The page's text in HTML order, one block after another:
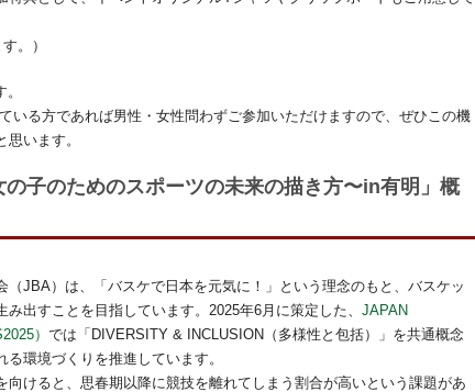
。）
いる方であれば男性・女性問わずご参加いただけますので、ぜひこの機
います。
の子のためのスポーツの未来の描き方〜in有明」概
JBA）は、「バスケで日本を元気に！」という理念のもと、バスケッ
出すことを目指しています。2025年6月に策定した、 JAPAN
） では「DIVERSITY & INCLUSION（多様性と包括）」を共通概念
環境づくりを推進しています。
けると、思春期以降に競技を離れてしまう割合が高いという課題があ